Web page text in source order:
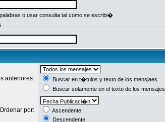
o usar consulta tal como se escribi�
anteriores:
Buscar en t�tulos y texto de los mensjaes
Buscar solamente en el texto de los mensajes
Ordenar por:
Ascendente
Descendente